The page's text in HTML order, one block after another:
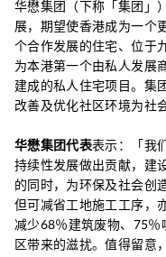
华懋集团（下称「集团」
展，期望使香港成为一个
个合作发展的住宅、位于
为本港第一个由私人发展
建成的私人住宅项目。集
改善及优化社区环境为社
华懋集团代表表示：「我
持续性发展做出贡献，建
的同时，为环保及社会创
但可减省工地施工工序，
减少68％建筑废物、75％
区带来的滋扰。值得留意